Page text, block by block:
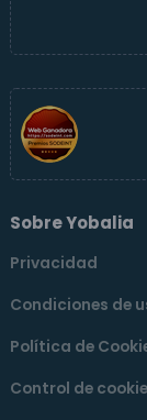
Sobre Yobalia
Privacidad
Condiciones de
Política de
Control de